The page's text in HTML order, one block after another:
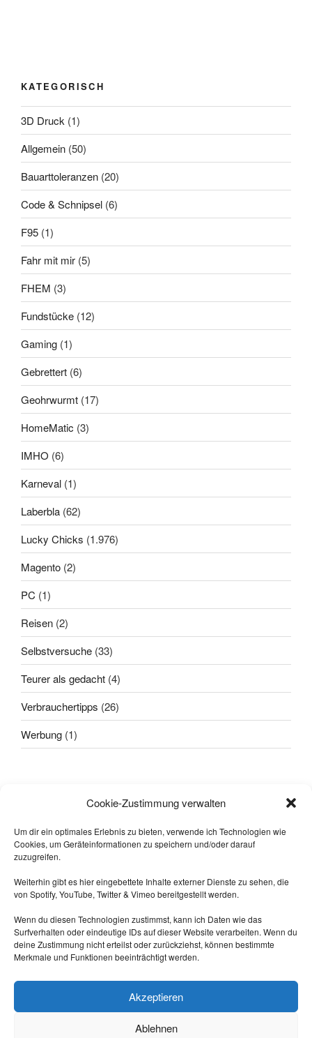
Cookie-Zustimmung verwalten
Um dir ein optimales Erlebnis zu bieten, verwende ich Technologien wie
Cookies, um Geräteinformationen zu speichern und/oder darauf
zuzugreifen.
Weiterhin gibt es hier eingebettete Inhalte externer Dienste zu sehen, die
von Spotify, YouTube, Twitter & Vimeo bereitgestellt werden.
Wenn du diesen Technologien zustimmst, kann ich Daten wie das
Surfverhalten oder eindeutige IDs auf dieser Website verarbeiten. Wenn du
deine Zustimmung nicht erteilst oder zurückziehst, können bestimmte
Merkmale und Funktionen beeinträchtigt werden.
Akzeptieren
Ablehnen
KATEGORISCH
3D Druck (1)
Allgemein (50)
Bauarttoleranzen (20)
Code & Schnipsel (6)
F95 (1)
Fahr mit mir (5)
FHEM (3)
Fundstücke (12)
Gaming (1)
Gebrettert (6)
Geohrwurmt (17)
HomeMatic (3)
IMHO (6)
Karneval (1)
Laberbla (62)
Lucky Chicks (1.976)
Magento (2)
PC (1)
Reisen (2)
Selbstversuche (33)
Teurer als gedacht (4)
Verbrauchertipps (26)
Werbung (1)
Dann kam einer, der wusste das
Triff mich auf Mastodon:
https://nrw.social/@laberbla